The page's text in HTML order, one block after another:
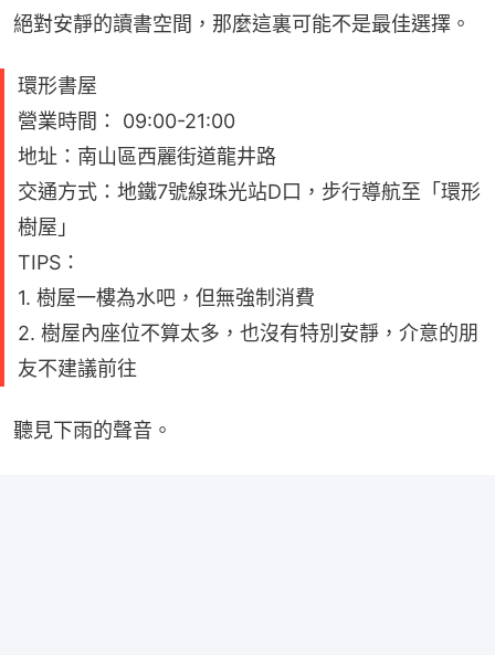
絕對安靜的讀書空間，那麼這裏可能不是最佳選擇。
環形書屋
營業時間： 09:00-21:00
地址：南山區西麗街道龍井路
交通方式：地鐵7號線珠光站D口，步行導航至「環形
樹屋」
TIPS：
1. 樹屋一樓為水吧，但無強制消費
2. 樹屋內座位不算太多，也沒有特別安靜，介意的朋
友不建議前往
聽見下雨的聲音。